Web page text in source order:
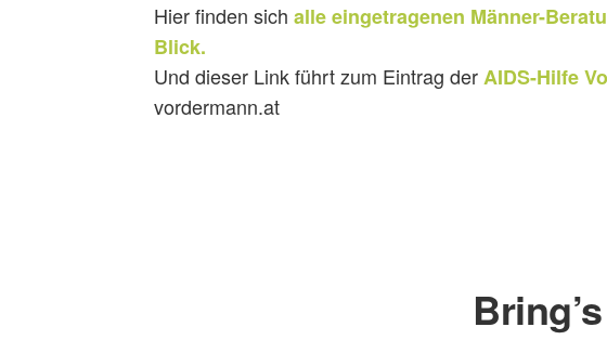
Hier finden sich alle eingetragenen Männer-
Blick.
Und dieser Link führt zum Eintrag derAIDS-Hilfe
vordermann.at